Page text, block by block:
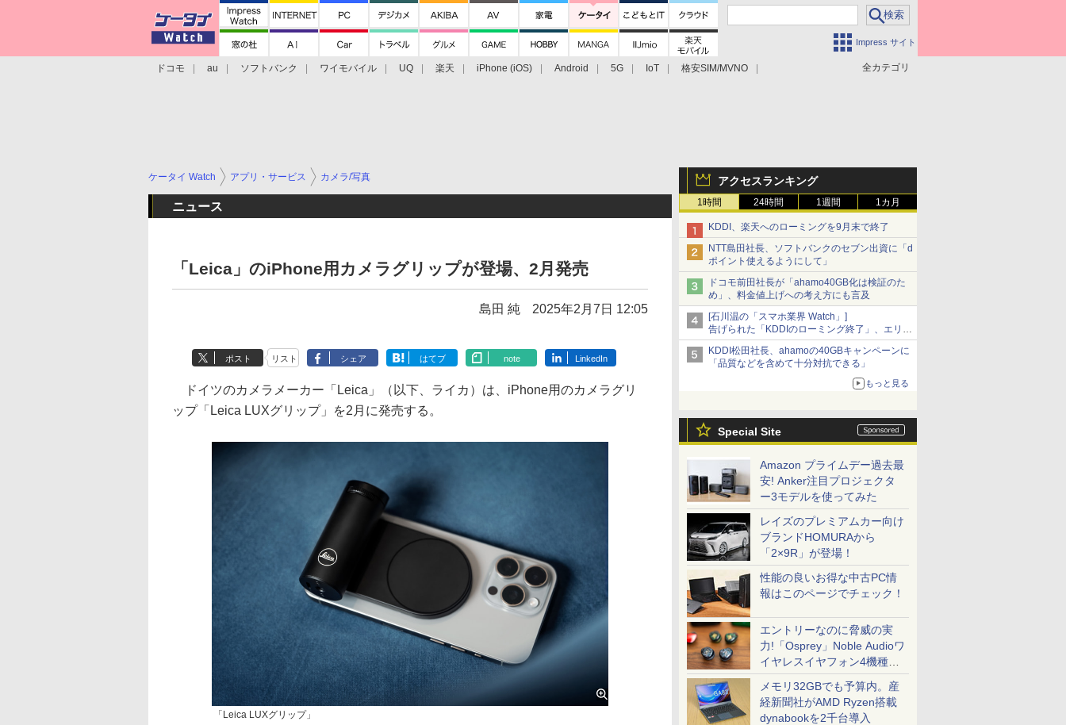
Impress サイト
全カテゴリ
ドコモ au ソフトバンク ワイモバイル UQ 楽天 iPhone (iOS) Android 5G IoT
格安SIM/MVNO
アクセスランキング
1時間 24時間 1週間 1カ月
KDDI、楽天へのローミングを9月末で終了
NTT島田社長、ソフトバンクのセブン出資に「d
ポイント使えるようにして」
ドコモ前田社長が「ahamo40GB化は検証のた
め」、料金値上げへの考え方にも言及
[石川温の「スマホ業界 Watch」]
告げられた「KDDIのローミング終了」、エリア
マップの落とし穴と楽天モバイルの課題
KDDI松田社長、ahamoの40GBキャンペーンに
「品質などを含めて十分対抗できる」
もっと見る
Special Site
Amazon プライムデー過去最
安! Anker注目プロジェクタ
ー3モデルを使ってみた
レイズのプレミアムカー向け
ブランドHOMURAから
「2×9R」が登場！
性能の良いお得な中古PC情
報はこのページでチェック！
エントリーなのに脅威の実
力!「Osprey」Noble Audioワ
イヤレスイヤフォン4機種を
一気に聴く
メモリ32GBでも予算内。産
経新聞社がAMD Ryzen搭載
dynabookを2千台導入
ケータイ Watch アプリ・サービス カメラ/写真
ニュース
「Leica」のiPhone用カメラグリップが登場、2月発売
島田 純 2025年2月7日 12:05
ポスト リスト シェア はてブ note LinkedIn
ドイツのカメラメーカー「Leica」（以下、ライカ）は、iPhone用のカメラグリ
ップ「Leica LUXグリップ」を2月に発売する。
「Leica LUXグリップ」